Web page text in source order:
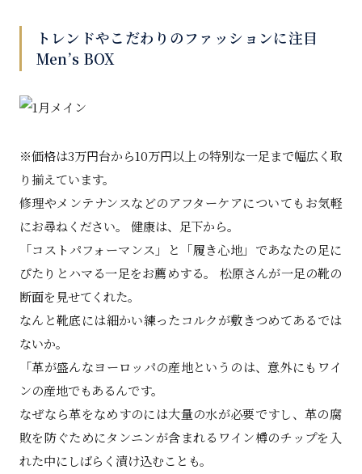
トレンドやこだわりのファッションに注目
Men’s BOX
※価格は3万円台から10万円以上の特別な一足まで幅広く取
り揃えています。
修理やメンテナンスなどのアフターケアについてもお気軽
にお尋ねください。 健康は、足下から。
「コストパフォーマンス」と「履き心地」であなたの足に
ぴたりとハマる一足をお薦めする。 松原さんが一足の靴の
断面を見せてくれた。
なんと靴底には細かい練ったコルクが敷きつめてあるでは
ないか。
「革が盛んなヨーロッパの産地というのは、意外にもワイ
ンの産地でもあるんです。
なぜなら革をなめすのには大量の水が必要ですし、革の腐
敗を防ぐためにタンニンが含まれるワイン樽のチップを入
れた中にしばらく漬け込むことも。